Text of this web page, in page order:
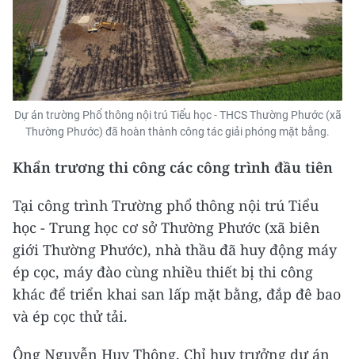
Dự án trường Phổ thông nội trú Tiểu học - THCS Thường Phước (xã
Thường Phước) đã hoàn thành công tác giải phóng mặt bằng.
Khẩn trương thi công các công trình đầu tiên
Tại công trình Trường phổ thông nội trú Tiểu
học - Trung học cơ sở Thường Phước (xã biên
giới Thường Phước), nhà thầu đã huy động máy
ép cọc, máy đào cùng nhiều thiết bị thi công
khác để triển khai san lấp mặt bằng, đắp đê bao
và ép cọc thử tải.
Ông Nguyễn Huy Thông, Chỉ huy trưởng dự án